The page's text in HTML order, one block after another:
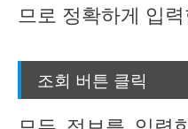
므로 정확하게 입
조회 버튼 클릭